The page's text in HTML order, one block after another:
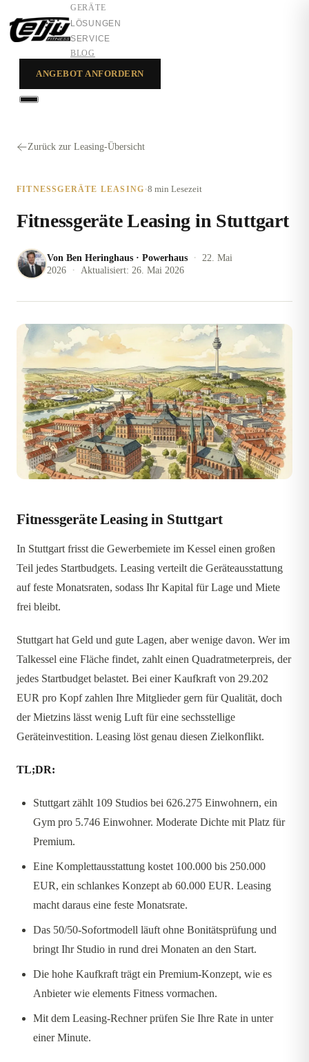
GERÄTE
LÖSUNGEN
SERVICE
BLOG
ANGEBOT ANFORDERN
LÖSUNGEN
Zurück zur Leasing-Übersicht
FITNESSGERÄTE LEASING ·8 min Lesezeit
Fitnessgeräte Leasing in Stuttgart
Von Ben Heringhaus · Powerhaus ·
22. Mai
2026
· Aktualisiert: 26. Mai 2026
Fitnessgeräte Leasing in Stuttgart
In Stuttgart frisst die Gewerbemiete im Kessel einen großen
Teil jedes Startbudgets. Leasing verteilt die Geräteausstattung
auf feste Monatsraten, sodass Ihr Kapital für Lage und Miete
frei bleibt.
Stuttgart hat Geld und gute Lagen, aber wenige davon. Wer im
Talkessel eine Fläche findet, zahlt einen Quadratmeterpreis, der
jedes Startbudget belastet. Bei einer Kaufkraft von 29.202
EUR pro Kopf zahlen Ihre Mitglieder gern für Qualität, doch
der Mietzins lässt wenig Luft für eine sechsstellige
Geräteinvestition. Leasing löst genau diesen Zielkonflikt.
TL;DR:
Stuttgart zählt 109 Studios bei 626.275 Einwohnern, ein
Gym pro 5.746 Einwohner. Moderate Dichte mit Platz für
Premium.
Eine Komplettausstattung kostet 100.000 bis 250.000
EUR, ein schlankes Konzept ab 60.000 EUR. Leasing
macht daraus eine feste Monatsrate.
Das 50/50-Sofortmodell läuft ohne Bonitätsprüfung und
bringt Ihr Studio in rund drei Monaten an den Start.
Die hohe Kaufkraft trägt ein Premium-Konzept, wie es
Anbieter wie elements Fitness vormachen.
Mit dem Leasing-Rechner prüfen Sie Ihre Rate in unter
einer Minute.